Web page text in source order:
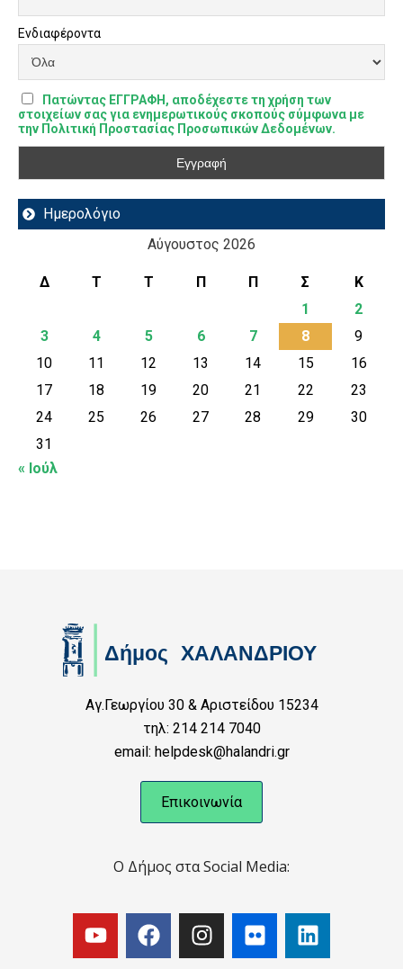
Ενδιαφέροντα
Πατώντας ΕΓΓΡΑΦΗ, αποδέχεστε τη χρήση των
στοιχείων σας για ενημερωτικούς σκοπούς σύμφωνα με
την Πολιτική Προστασίας Προσωπικών Δεδομένων.
Ημερολόγιο
Αύγουστος 2026
Δ Τ Τ Π Π Σ
Κ
1
2
3
4 5 6 7 8
9
10
11 12 13 14 15
16
17
18 19 20 21 22
23
24
25 26 27 28 29
30
31
« Ιούλ
Αγ.Γεωργίου 30 & Αριστείδου 15234
τηλ: 214 214 7040
email: helpdesk@halandri.gr
Επικοινωνία
Ο Δήμος στα Social Media: